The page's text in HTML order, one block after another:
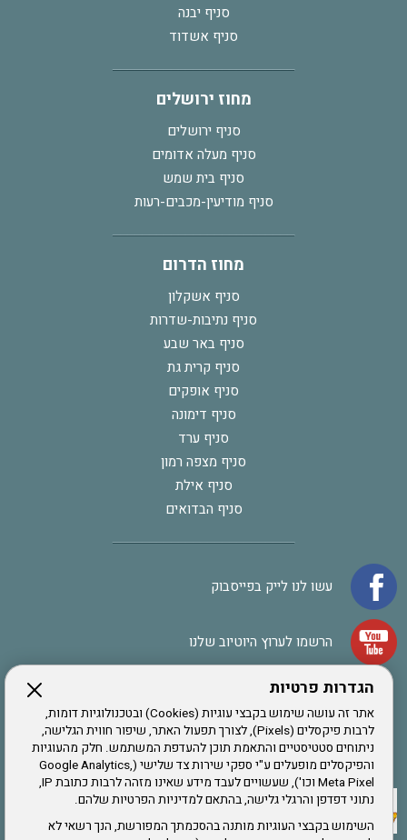
הגדרות פרטיות
אתר זה עושה שימוש בקבצי עוגיות (Cookies) ובטכנולוגיות דומות,
לרבות פיקסלים (Pixels), לצורך תפעול האתר, שיפור חווית הגלישה,
ניתוחים סטטיסטיים והתאמת תוכן להעדפת המשתמש. חלק מהעוגיות
והפיקסלים מופעלים ע"י ספקי שירות צד שלישי (Google Analytics,
Meta Pixel וכו'), שעשויים לעבד מידע שאינו מזהה לרבות כתובת IP,
נתוני דפדפן והרגלי גלישה, בהתאם למדיניות הפרטיות שלהם.
השימוש בקבצי העוגיות מותנה בהסכמתך המפורשת, הנך רשאי לא
סניף יבנה
סניף אשדוד
מחוז ירושלים
סניף ירושלים
סניף מעלה אדומים
סניף בית שמש
סניף מודיעין-מכבים-רעות
מחוז הדרום
סניף אשקלון
סניף נתיבות-שדרות
סניף באר שבע
סניף קרית גת
סניף אופקים
סניף דימונה
סניף ערד
סניף מצפה רמון
סניף אילת
סניף הבדואים
עשו לנו לייק בפייסבוק
הרשמו לערוץ היוטיוב שלנו
אתר צה"ל
תקנון האתר